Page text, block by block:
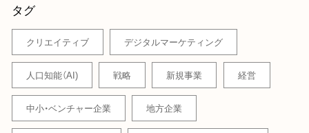
タグ
クリエイティブ デジタルマーケティング
人口知能（AI) 戦略 新規事業 経営
中小・ベンチャー企業 地方企業